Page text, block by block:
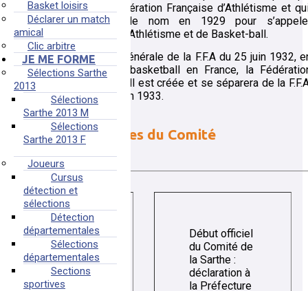
Basket loisirs
Déclarer un match
amical
Clic arbitre
JE ME FORME
Sélections Sarthe
2013
Sélections
Sarthe 2013 M
Sélections
Sarthe 2013 F
Joueurs
Cursus
détection et
sélections
Détection
départementales
Sélections
départementales
Sections
sportives
sous l’égide de la Fédération Française d’Athlétisme et
d’ailleurs, changera de nom en 1929 pour
Fédération Française d’Athlétisme et de Basket-ball.
Lors de l’Assemblée générale de la F.F.A du 25 juin 1932,
raison de l’essor du basketball en France, la
française du Basket-ball est créée et se séparera de la
un an plus tard, le 25 juin 1933.
Dates importantes du Comité
1932
Début officiel
du Comité de
la Sarthe :
déclaration à
la Préfecture